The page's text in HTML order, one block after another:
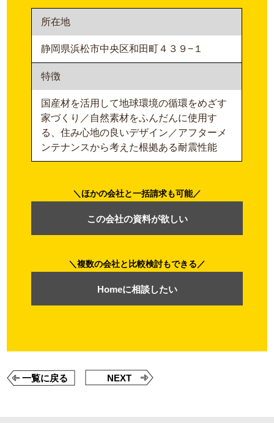
所在地
静岡県浜松市中央区和田町４３９−１
特徴
国産材を活用して地球環境の循環をめざす
家づくり／自然素材をふんだんに使用す
る、住み心地の良いデザイン／アフターメ
ンテナンスから考えた根拠ある耐震性能
複数の会社と比較検討もできる
Homeに相談したい
ほかの会社と一括請求も可能
この会社の資料が欲しい
一覧に戻る NEXT